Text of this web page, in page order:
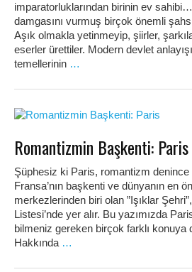
imparatorluklarından birinin ev
damgasını vurmuş birçok önemli
Aşık olmakla yetinmeyip, şiirler,
eserler ürettiler. Modern devlet
temellerinin …
Romantizmin Başkenti: Paris
Şüphesiz ki Paris, romantizm denince
Fransa’nın başkenti ve dünyanın en
merkezlerinden biri olan ”Işıklar
Listesi’nde yer alır. Bu yazımızda
bilmeniz gereken birçok farklı
Hakkında …